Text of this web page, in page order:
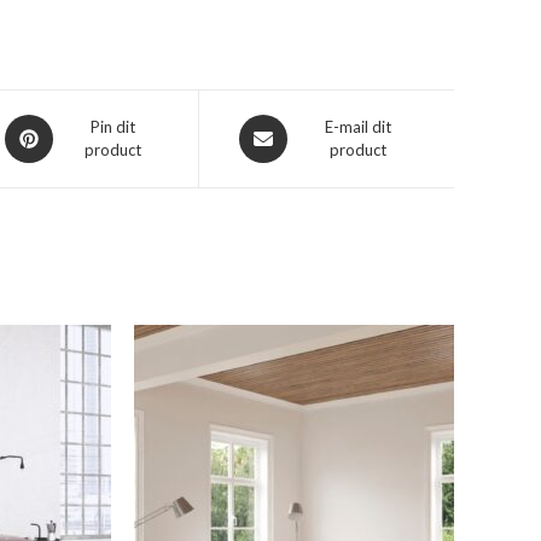
Opent
in
Pin dit
product
Opent
in
E-mail dit
product